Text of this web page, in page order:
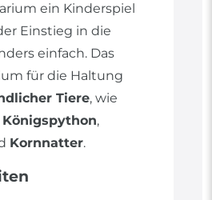
ein Kinderspiel
Einstieg in die
einfach. Das
für die Haltung
Tiere, wie
Königspython,
Kornnatter.